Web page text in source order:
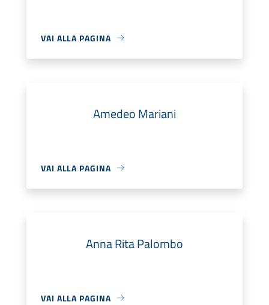
VAI ALLA PAGINA
Amedeo Mariani
VAI ALLA PAGINA
Anna Rita Palombo
VAI ALLA PAGINA